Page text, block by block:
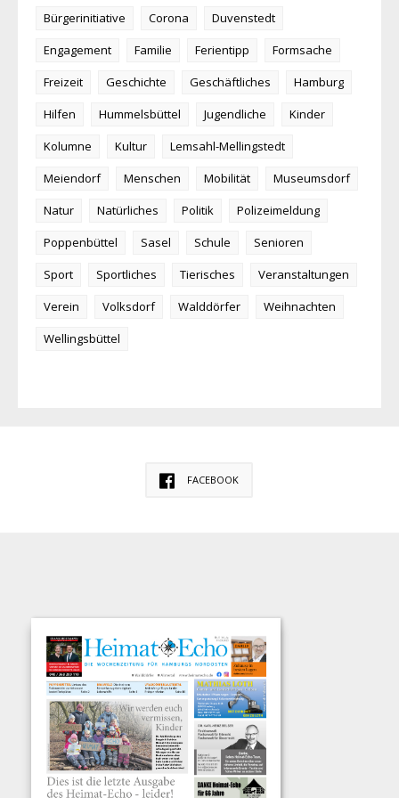
Bürgerinitiative
Corona
Duvenstedt
Engagement
Familie Ferientipp
Formsache
Freizeit
Geschichte Geschäftliches
Hamburg
Hilfen
Hummelsbüttel Jugendliche
Kinder
Kolumne
Kultur
Lemsahl-Mellingstedt
Meiendorf
Menschen Mobilität
Museumsdorf
Natur
Natürliches Politik
Polizeimeldung
Poppenbüttel
Sasel Schule
Senioren
Sport
Sportliches Tierisches
Veranstaltungen
Verein
Volksdorf Walddörfer
Weihnachten
Wellingsbüttel
FACEBOOK